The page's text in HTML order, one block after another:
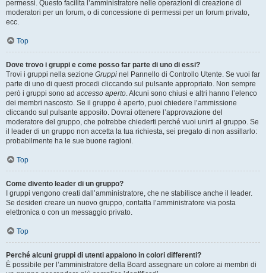
permessi. Questo facilita l’amministratore nelle operazioni di creazione di
moderatori per un forum, o di concessione di permessi per un forum privato,
ecc.
Top
Dove trovo i gruppi e come posso far parte di uno di essi?
Trovi i gruppi nella sezione Gruppi nel Pannello di Controllo Utente. Se vuoi far
parte di uno di questi procedi cliccando sul pulsante appropriato. Non sempre
però i gruppi sono ad accesso aperto. Alcuni sono chiusi e altri hanno l’elenco
dei membri nascosto. Se il gruppo è aperto, puoi chiedere l’ammissione
cliccando sul pulsante apposito. Dovrai ottenere l’approvazione del
moderatore del gruppo, che potrebbe chiederti perché vuoi unirti al gruppo. Se
il leader di un gruppo non accetta la tua richiesta, sei pregato di non assillarlo:
probabilmente ha le sue buone ragioni.
Top
Come divento leader di un gruppo?
I gruppi vengono creati dall’amministratore, che ne stabilisce anche il leader.
Se desideri creare un nuovo gruppo, contatta l’amministratore via posta
elettronica o con un messaggio privato.
Top
Perché alcuni gruppi di utenti appaiono in colori differenti?
È possibile per l’amministratore della Board assegnare un colore ai membri di